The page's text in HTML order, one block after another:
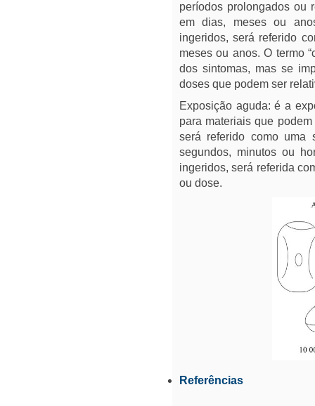
períodos prolongados ou
em dias, meses ou
ingeridos, será referido
meses ou anos. O termo
dos sintomas, mas se
doses que podem ser
Exposição aguda: é a
para materiais que
será referido como uma
segundos, minutos ou
ingeridos, será referida
ou dose.
Referências